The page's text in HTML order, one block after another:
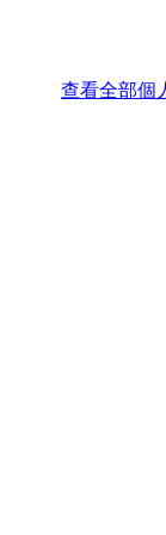
查看全部個